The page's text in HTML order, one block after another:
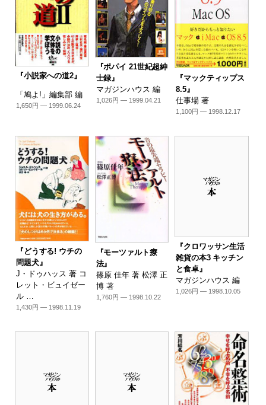
『小説家への道2』
「鳩よ!」編集部 編
1,650円 — 1999.06.24
『ポパイ 21世紀超紳
士録』
マガジンハウス 編
1,026円 — 1999.04.21
『マックティップス
8.5』
仕事場 著
1,100円 — 1998.12.17
『どうする! ウチの
問題犬』
J・ドゥハッス 著 コ
レット・ビュイゼー
ル …
1,430円 — 1998.11.19
『モーツァルト療
法』
篠原 佳年 著 松澤 正
博 著
1,760円 — 1998.10.22
『クロワッサン生活
雑貨の本3 キッチン
と食卓』
マガジンハウス 編
1,026円 — 1998.10.05